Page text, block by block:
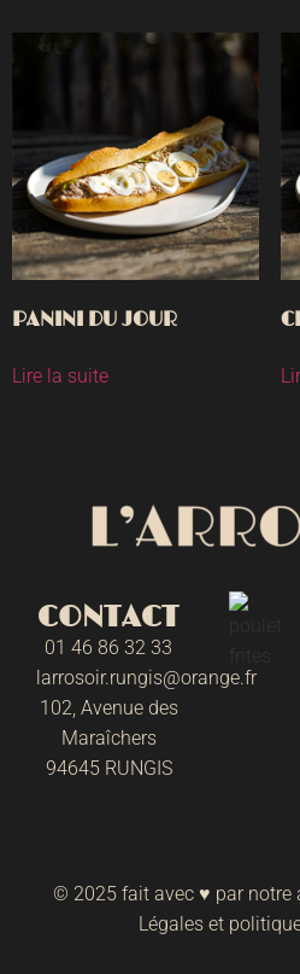
PANINI DU JOUR
Lire la suite
CONTACT
01 46 86 32 33
larrosoir.rungis@orange.fr
102, Avenue des
Maraîchers
94645 RUNGIS
© 2025 fait avec ♥ par notre
Légaleset